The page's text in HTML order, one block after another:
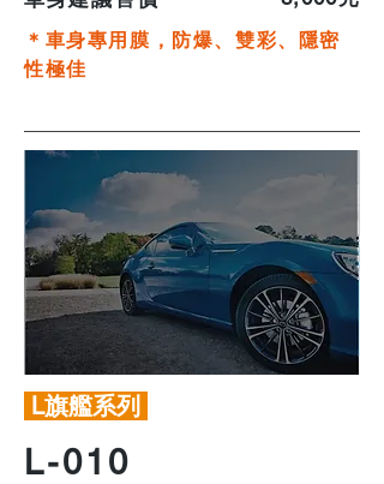
＊車身專用膜，防爆、雙彩、隱密
性極佳
L旗艦系列
L-010